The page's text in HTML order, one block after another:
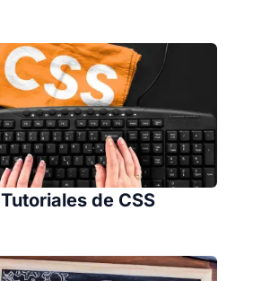
Tutoriales de CSS